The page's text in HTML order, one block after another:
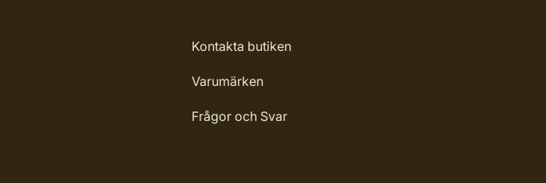
Kontakta butiken
Varumärken
Frågor och Svar